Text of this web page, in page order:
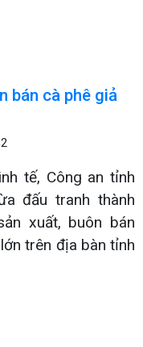
bán cà phê giả
tế, Công an tỉnh
đấu tranh thành
xuất, buôn bán
trên địa bàn tỉnh